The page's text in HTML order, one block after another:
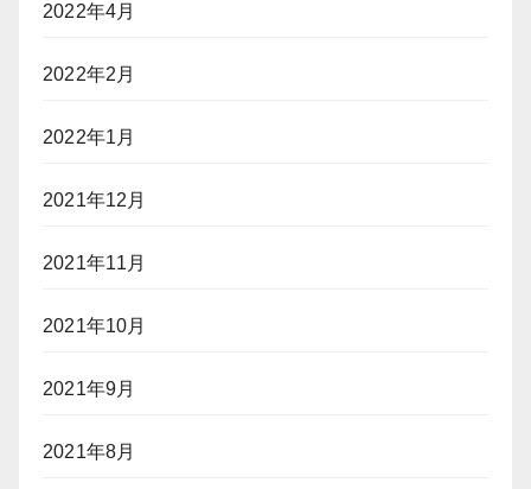
2022年4月
2022年2月
2022年1月
2021年12月
2021年11月
2021年10月
2021年9月
2021年8月